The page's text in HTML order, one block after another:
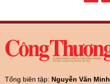
Tổng biên tập: Nguyễn Văn Minh